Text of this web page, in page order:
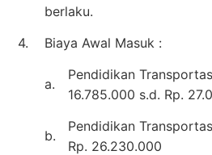
berlaku.
4.
Biaya Awal Masuk :
a.
Pendidikan
16.785.000 s.d. Rp.
b.
Pendidikan
Rp. 26.230.000